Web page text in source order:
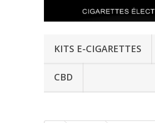
KITS E-CIGARETTES
CBD